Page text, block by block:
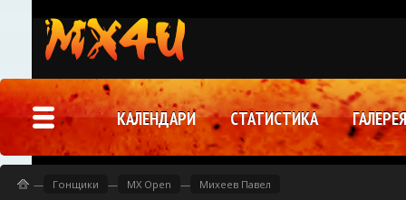
— Гонщики — MX Open — Михеев Павел
КАЛЕНДАРИ СТАТИСТИКА ГАЛЕРЕЯ